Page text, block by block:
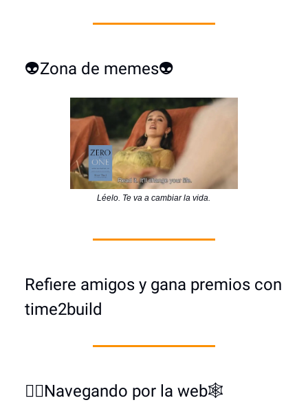
👽Zona de memes👽
Léelo. Te va a cambiar la vida.
Refiere amigos y gana premios con
time2build
🏄‍♂️Navegando por la web🕸️